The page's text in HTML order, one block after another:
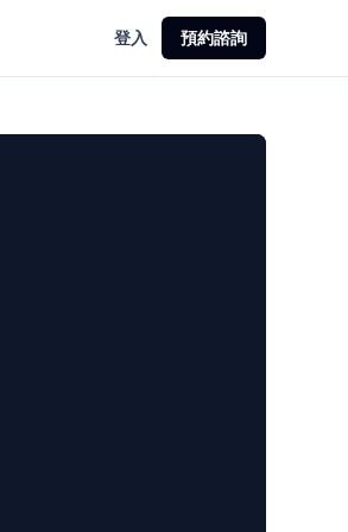
登入 預約諮詢